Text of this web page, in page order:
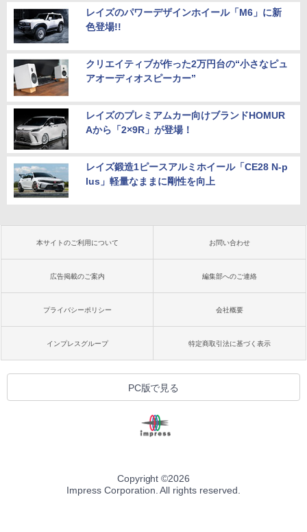
レイズのパワーデザインホイール「M6」に新
色登場!!
クリエイティブが作った2万円台の“小さなピュ
アオーディオスピーカー”
レイズのプレミアムカー向けブランドHOMUR
Aから「2×9R」が登場！
レイズ鍛造1ピースアルミホイール「CE28 N-p
lus」軽量なままに剛性を向上
本サイトのご利用について お問い合わせ
広告掲載のご案内 編集部へのご連絡
プライバシーポリシー 会社概要
インプレスグループ 特定商取引法に基づく表示
PC版で見る
Copyright ©2026
Impress Corporation. All rights reserved.